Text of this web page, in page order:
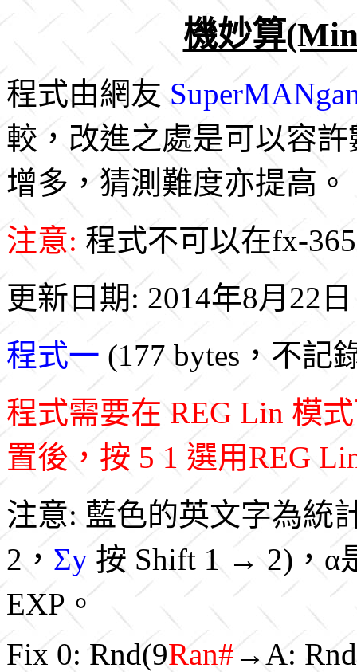
機妙算
程式由網友
較，改進之處是可以容
增多，猜測難度亦提高。
注意: 程式不可以在fx-
更新日期: 2014年8月22日
程式一 (177 bytes，不記
程式需要在 REG Lin 模
置後，按 5 1 選用REG
注意: 藍色的英文字為統
2， Σy 按 Shift 1 → 2)，
EXP。
Fix 0: Rnd(9Ran# →A: